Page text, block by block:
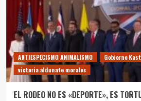
ANTIESPECISMO ANIMALISMO
Gobierno Kast
victoria aldunate morales
EL RODEO NO ES «DEPORTE», ES